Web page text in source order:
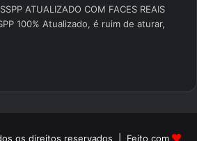
ATUALIZADO COM FACES REAIS
100% Atualizado, é ruim de aturar,
os direitos reservados | Feito com